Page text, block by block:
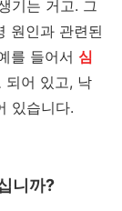
기는 거고. 그
원인과 관련된
를 들어서 심
되어 있고, 낙
있습니다.
니까?